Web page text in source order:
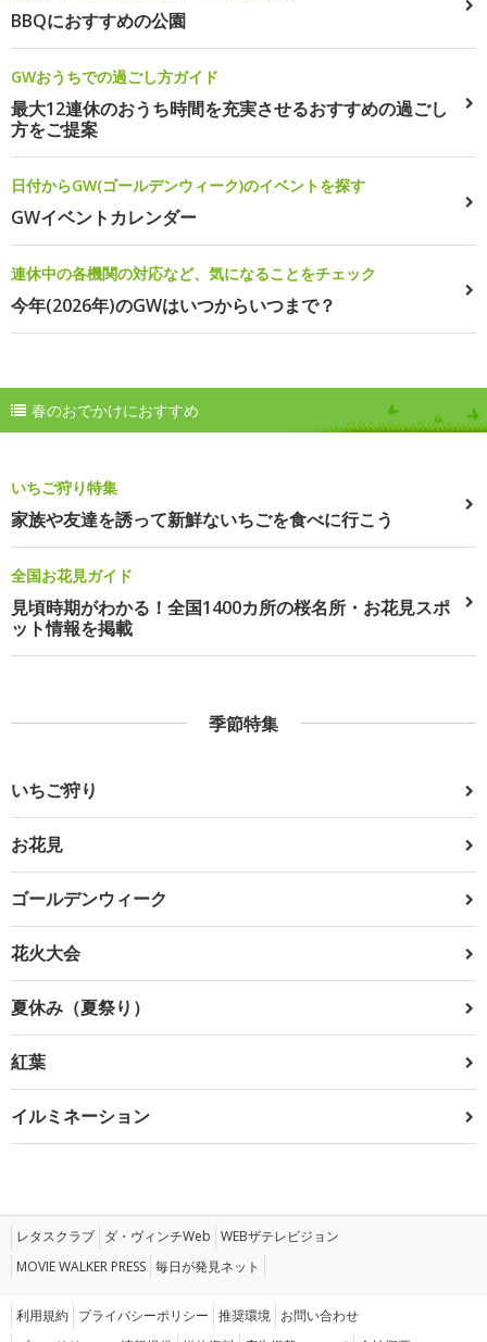
BBQにおすすめの公園
GWおうちでの過ごし方ガイド
最大12連休のおうち時間を充実させるおすすめの過ごし
方をご提案
日付からGW(ゴールデンウィーク)のイベントを探す
GWイベントカレンダー
連休中の各機関の対応など、気になることをチェック
今年(2026年)のGWはいつからいつまで？
春のおでかけにおすすめ
いちご狩り特集
家族や友達を誘って新鮮ないちごを食べに行こう
全国お花見ガイド
見頃時期がわかる！全国1400カ所の桜名所・お花見スポ
ット情報を掲載
季節特集
いちご狩り
お花見
ゴールデンウィーク
花火大会
夏休み（夏祭り）
紅葉
イルミネーション
レタスクラブ ダ・ヴィンチWeb WEBザテレビジョン
MOVIE WALKER PRESS 毎日が発見ネット
利用規約 プライバシーポリシー 推奨環境 お問い合わせ